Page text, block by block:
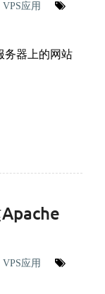
VPS应用
务器上的网站
VPS应用